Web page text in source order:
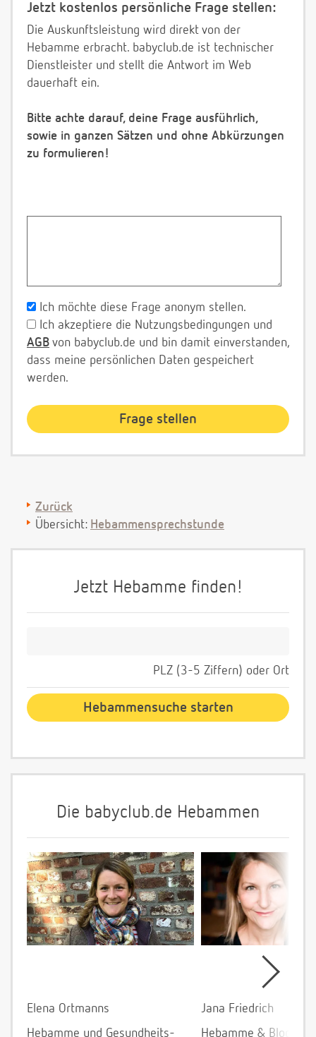
Jetzt kostenlos persönliche Frage stellen:
Die Auskunftsleistung wird direkt von der
Hebamme erbracht. babyclub.de ist technischer
Dienstleister und stellt die Antwort im Web
dauerhaft ein.
Bitte achte darauf, deine Frage ausführlich,
sowie in ganzen Sätzen und ohne Abkürzungen
zu formulieren!
Ich möchte diese Frage anonym stellen.
Ich akzeptiere die Nutzungsbedingungen und
AGB von babyclub.de und bin damit einverstanden,
dass meine persönlichen Daten gespeichert
werden.
Zurück
Übersicht: Hebammensprechstunde
Jetzt Hebamme finden!
PLZ (3-5 Ziffern) oder Ort
Die babyclub.de Hebammen
Elena Ortmanns
Hebamme und Gesundheits-
Jana Friedrich
Hebamme &